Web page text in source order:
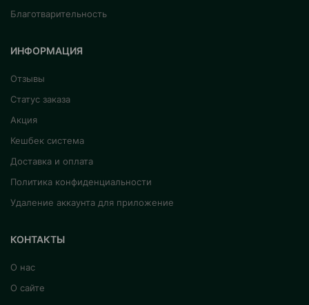
Благотварительность
ИНФОРМАЦИЯ
Отзывы
Статус заказа
Акция
Кешбек система
Доставка и оплата
Политика конфиденциальности
Удаление аккаунта для приложение
КОНТАКТЫ
О нас
О сайте